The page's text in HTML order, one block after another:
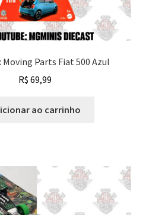
Parts Fiat 500 Azul
R$ 69,99
ao carrinho